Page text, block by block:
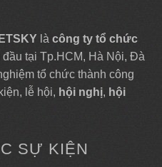
là công ty tổ chức
tại Tp.HCM, Hà Nội, Đà
tổ chức thành công
lễ hội, hội nghị, hội
SỰ KIỆN